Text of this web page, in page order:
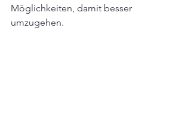
Möglichkeiten, damit besser
umzugehen.